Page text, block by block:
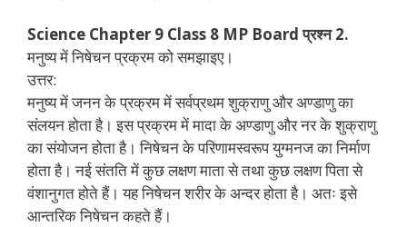
Science Chapter 9 Class 8 MP Board प्रश्न 2.
मनुष्य में निषेचन प्रक्रम को समझाइए।
उत्तर:
मनुष्य में जनन के प्रक्रम में सर्वप्रथम शुक्राणु और अण्डाणु का
संलयन होता है। इस प्रक्रम में मादा के अण्डाणु और नर के शुक्राणु
का संयोजन होता है। निषेचन के परिणामस्वरूप युग्मनज का निर्माण
होता है। नई संतति में कुछ लक्षण माता से तथा कुछ लक्षण पिता से
वंशानुगत होते हैं। यह निषेचन शरीर के अन्दर होता है। अतः इसे
आन्तरिक निषेचन कहते हैं।